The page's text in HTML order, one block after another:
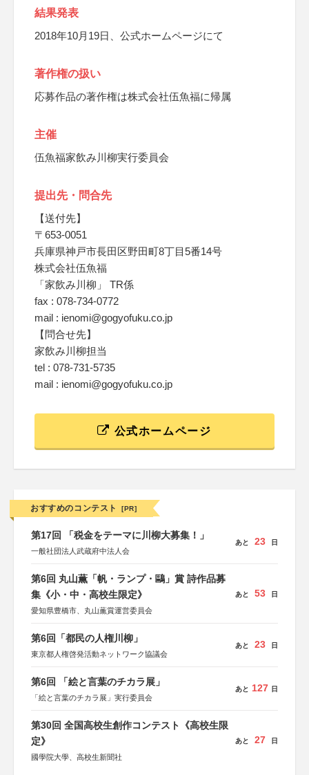
結果発表
2018年10月19日、公式ホームページにて
著作権の扱い
応募作品の著作権は株式会社伍魚福に帰属
主催
伍魚福家飲み川柳実行委員会
提出先・問合先
【送付先】
〒653-0051
兵庫県神戸市長田区野田町8丁目5番14号
株式会社伍魚福
「家飲み川柳」 TR係
fax : 078-734-0772
mail : ienomi@gogyofuku.co.jp
【問合せ先】
家飲み川柳担当
tel : 078-731-5735
mail : ienomi@gogyofuku.co.jp
公式ホームページ
おすすめのコンテスト [PR]
第17回 「税金をテーマに川柳大募集！」
一般社団法人武蔵府中法人会
あと 23 日
第6回 丸山薫「帆・ランプ・鷗」賞 詩作品募
集《小・中・高校生限定》
愛知県豊橋市、丸山薫賞運営委員会
あと 53 日
第6回「都民の人権川柳」
東京都人権啓発活動ネットワーク協議会
あと 23 日
第6回 「絵と言葉のチカラ展」
「絵と言葉のチカラ展」実行委員会
あと 127 日
第30回 全国高校生創作コンテスト《高校生限
定》
國學院大學、高校生新聞社
あと 27 日